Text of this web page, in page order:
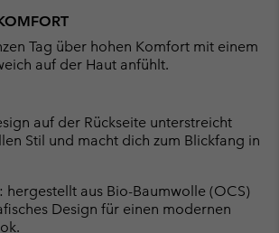
Tag über hohen Komfort mit einem
auf der Haut anfühlt.
auf der Rückseite unterstreicht
Stil und macht dich zum Blickfang in
hergestellt aus Bio-Baumwolle (OCS)
Design für einen modernen